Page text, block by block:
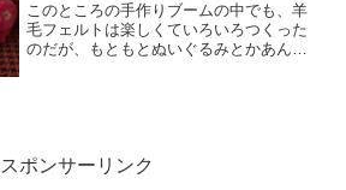
このところの手作りブームの中でも、羊
毛フェルトは楽しくていろいろつくった
のだが、もともとぬいぐるみとかあんま
スポンサーリンク